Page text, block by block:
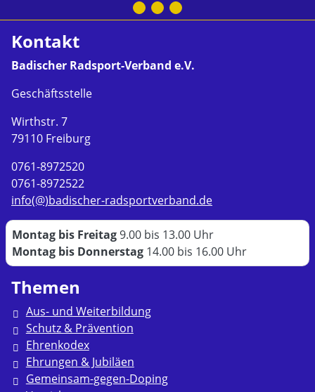
Kontakt
Badischer Radsport-Verband e.V.
Geschäftsstelle
Wirthstr. 7
79110 Freiburg
0761-8972520
0761-8972522
info(@)badischer-radsportverband.de
Montag bis Freitag9.00 bis 13.00 Uhr
Montag bis Donnerstag 14.00 bis 16.00 Uhr
Themen
Aus- und Weiterbildung
Schutz & Prävention
Ehrenkodex
Ehrungen & Jubiläen
Gemeinsam-gegen-Doping